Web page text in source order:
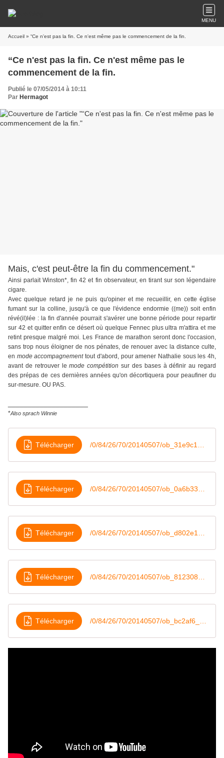
MENU
Accueil » “Ce n'est pas la fin. Ce n'est même pas le commencement de la fin.
“Ce n'est pas la fin. Ce n'est même pas le
commencement de la fin.
Publié le 07/05/2014 à 10:11
Par Hermagot
Mais, c'est peut-être la fin du commencement."
Ainsi parlait Winston*,fin 42 et fin observateur, en tirant sur son légendaire
cigare.
Avec quelque retard je ne puis qu'opiner et me recueillir, en cette église
fumant sur la colline, jusqu'à ce que l'évidence endormie ((me)) soit enfin
révé(il)lée : la fin d'année pourrait s'avérer une bonne période pour repartir
sur 42 et quitter enfin ce désert où quelque Fennec plus ultra m'attira et me
retint presque malgré moi. Les France de marathon seront donc l'occasion,
sans trop nous éloigner de nos pénates, de renouer avec la distance culte,
en mode accompagnementtout d'abord, pour amener Nathalie sous les 4h,
avant de retrouver lemode compétition sur des bases à définir au regard
des prépas de ces dernières années qu'on décortiquera pour peaufiner du
sur-mesure. OU PAS.
*Also sprach Winnie
Télécharger
Télécharger
Télécharger
Télécharger
Télécharger